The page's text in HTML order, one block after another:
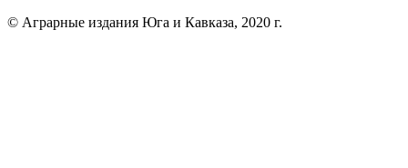
© Аграрные издания Юга и Кавказа, 2020 г.